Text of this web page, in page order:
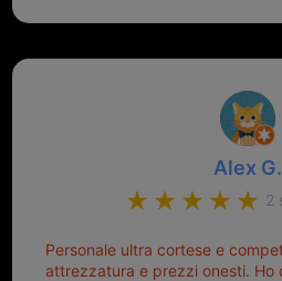
Alex G.
2
Personale ultra cortese e
attrezzatura e prezzi onesti. Ho